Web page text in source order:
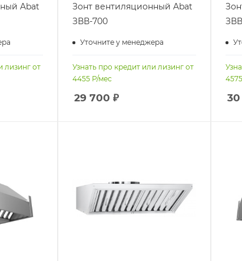
Abat
лизинг от
Зонт вентиляционный Abat
ЗВВ-700
Уточните у менеджера
Узнать про кредит или лизинг от
4455Р/мес
29 700 ₽
4575